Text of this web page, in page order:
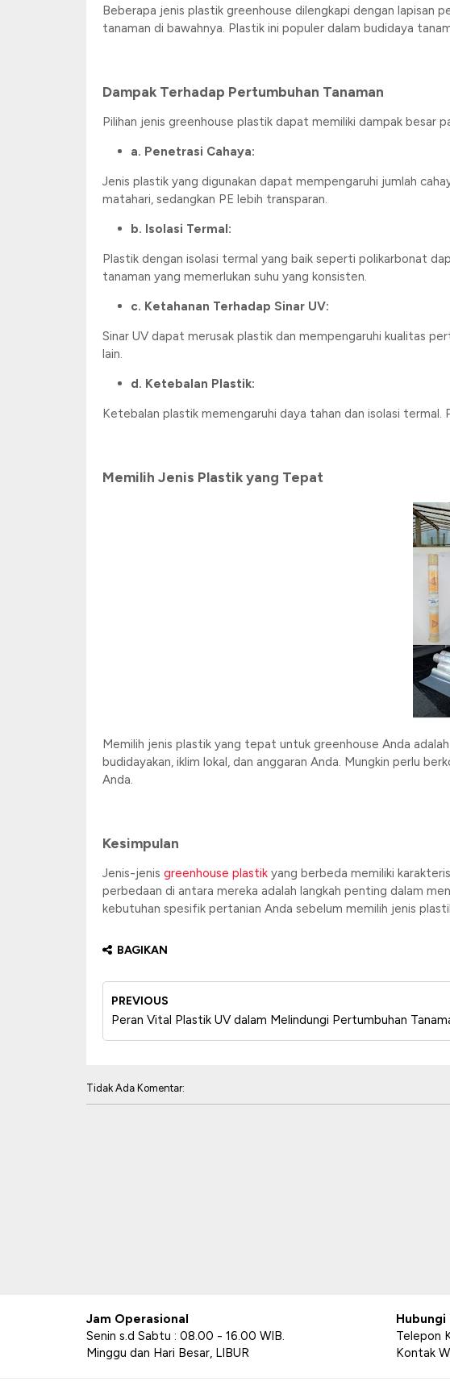
Beberapa jenis plastik greenhouse dilengkapi dengan
tanaman di bawahnya. Plastik ini populer dalam budidaya
Dampak Terhadap Pertumbuhan Tanaman
Pilihan jenis greenhouse plastik dapat memiliki dampak besar
a. Penetrasi Cahaya:
Jenis plastik yang digunakan dapat mempengaruhi jumlah
matahari, sedangkan PE lebih transparan.
b. Isolasi Termal:
Plastik dengan isolasi termal yang baik seperti polikarbonat
tanaman yang memerlukan suhu yang konsisten.
c. Ketahanan Terhadap Sinar UV:
Sinar UV dapat merusak plastik dan mempengaruhi kualitas
lain.
d. Ketebalan Plastik:
Ketebalan plastik memengaruhi daya tahan dan isolasi
Memilih Jenis Plastik yang Tepat
Memilih jenis plastik yang tepat untuk greenhouse Anda
budidayakan, iklim lokal, dan anggaran Anda. Mungkin perlu
Anda.
Kesimpulan
Jenis-jenis greenhouse plastik yang berbeda memiliki
perbedaan di antara mereka adalah langkah penting dalam
kebutuhan spesifik pertanian Anda sebelum memilih jenis
BAGIKAN
PREVIOUS
Peran Vital Plastik UV dalam Melindungi Pertumbuhan
Tidak Ada Komentar:
Jam Operasional
Senin s.d Sabtu : 08.00 - 16.00 WIB.
Minggu dan Hari Besar, LIBUR
Hubungi
Telepon
Kontak